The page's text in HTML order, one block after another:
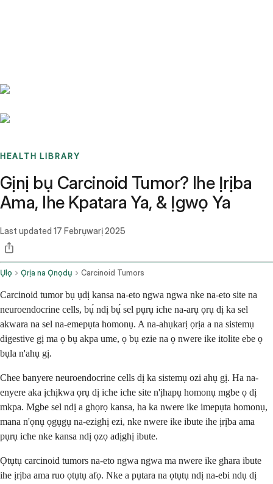
HEALTH LIBRARY
Gịnị bụ Carcinoid Tumor? Ihe Ịrịba
Ama, Ihe Kpatara Ya, & Ịgwọ Ya
Last updated 17 Febrụwarị 2025
Ụlọ Ọrịa na Ọnọdụ Carcinoid Tumors
Carcinoid tumor bụ ụdị kansa na-eto ngwa ngwa nke na-eto site na
neuroendocrine cells, bụ́ ndị bụ́ sel pụrụ iche na-arụ ọrụ dị ka sel
akwara na sel na-emepụta homonụ. A na-ahụkarị ọrịa a na sistemụ
digestive gị ma ọ bụ akpa ume, ọ bụ ezie na ọ nwere ike itolite ebe ọ
bụla n'ahụ gị.
Chee banyere neuroendocrine cells dị ka sistemụ ozi ahụ gị. Ha na-
enyere aka ịchịkwa ọrụ dị iche iche site n'ịhapụ homonụ mgbe ọ dị
mkpa. Mgbe sel ndị a ghọrọ kansa, ha ka nwere ike imepụta homonụ,
mana n'ọnụ ọgụgụ na-ezighị ezi, nke nwere ike ibute ihe ịrịba ama
pụrụ iche nke kansa ndị ọzọ adịghị ibute.
Ọtụtụ carcinoid tumors na-eto ngwa ngwa ma nwere ike ghara ibute
ihe ịrịba ama ruo ọtụtụ afọ. Nke a pụtara na ọtụtụ ndị na-ebi ndụ dị